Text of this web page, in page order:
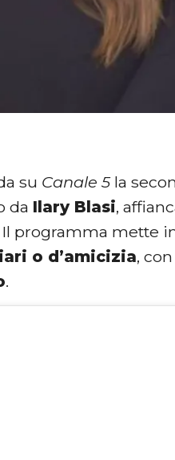
su Canale 5la
da Ilary Blasi,
Il programma mette
o d’amicizia,
.